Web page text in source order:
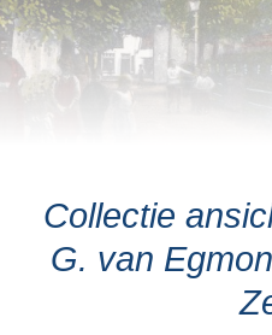
Collectie
G. van